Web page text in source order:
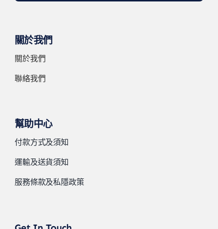
關於我們
關於我們
聯絡我們
幫助中心
付款方式及須知
運輸及送貨須知
服務條款及私隱政策